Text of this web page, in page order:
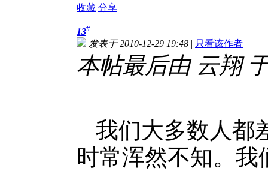
收藏 分享
13#
发表于 2010-12-29 19:48 | 只看该作者
本帖最后由 云翔
我们大多数人都
时常浑然不知。